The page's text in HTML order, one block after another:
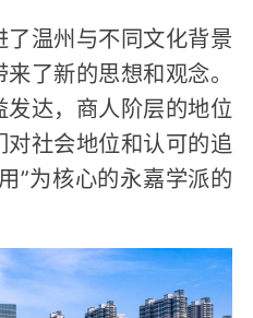
温州与不同文化背景
了新的思想和观念。
达，商人阶层的地位
社会地位和认可的追
”为核心的永嘉学派的